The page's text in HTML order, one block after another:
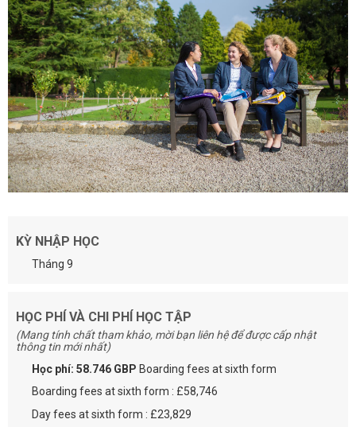
KỲ NHẬP HỌC
Tháng 9
HỌC PHÍ VÀ CHI PHÍ HỌC TẬP
(Mang tính chất tham khảo, mời bạn liên hệ để được cấp nhật
thông tin mới nhất)
Học phí: 58.746 GBP Boarding fees at sixth form
Boarding fees at sixth form : £58,746
Day fees at sixth form : £23,829